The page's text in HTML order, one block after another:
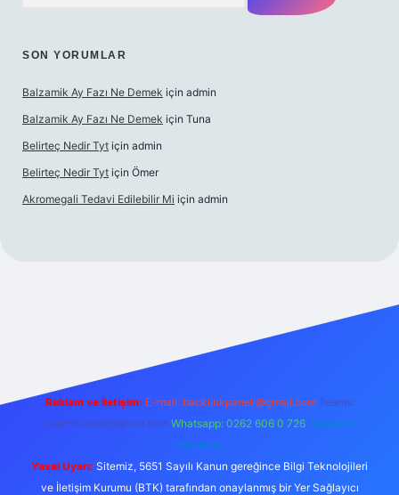
SON YORUMLAR
Balzamik Ay Fazı Ne Demek için admin
Balzamik Ay Fazı Ne Demek için Tuna
Belirteç Nedir Tyt için admin
Belirteç Nedir Tyt için Ömer
Akromegali Tedavi Edilebilir Mi için admin
Reklam ve İletişim: E-mail: backlinkpaneli@gmail.com Teams:
forumhizmeti@gmail.com Whatsapp: 0262 606 0 726 Telegram:
@karabul
Yasal Uyarı: Sitemiz, 5651 Sayılı Kanun gereğince Bilgi Teknolojileri
ve İletişim Kurumu (BTK) tarafından onaylanmış bir Yer Sağlayıcı